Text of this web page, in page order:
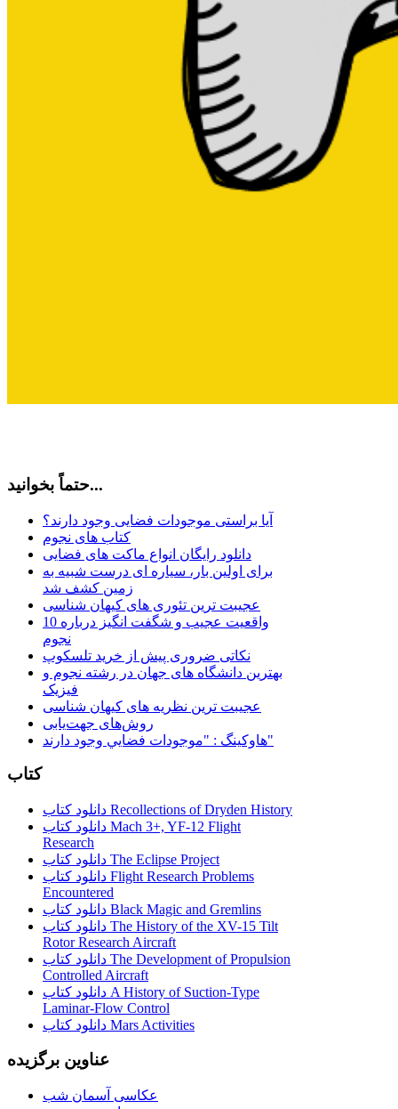
حتماً بخوانید...
آیا براستی موجودات فضایی وجود دارند؟
کتاب های نجوم
دانلود رایگان انواع ماکت های فضایی
برای اولین بار، سیاره ای درست شبیه به
زمین کشف شد
عجیبت ترین تئوری های کیهان شناسی
10 واقعیت عجیب و شگفت انگیز درباره
نجوم
نکاتی ضروری پیش از خرید تلسکوپ
بهترین دانشگاه های جهان در رشته نجوم و
فیزیک
عجیبت ترین نظریه های کیهان شناسی
روش‌های جهت‌یابی
هاوكينگ : "موجودات فضايي وجود دارند"
کتاب
دانلود کتاب Recollections of Dryden History
دانلود کتاب Mach 3+, YF-12 Flight
Research
دانلود کتاب The Eclipse Project
دانلود کتاب Flight Research Problems
Encountered
دانلود کتاب Black Magic and Gremlins
دانلود کتاب The History of the XV-15 Tilt
Rotor Research Aircraft
دانلود کتاب The Development of Propulsion
Controlled Aircraft
دانلود کتاب A History of Suction-Type
Laminar-Flow Control
دانلود کتاب Mars Activities
عناوین برگزیده
عکاسی آسمان شب